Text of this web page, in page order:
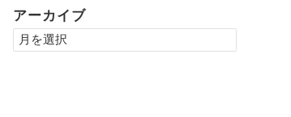
アーカイブ